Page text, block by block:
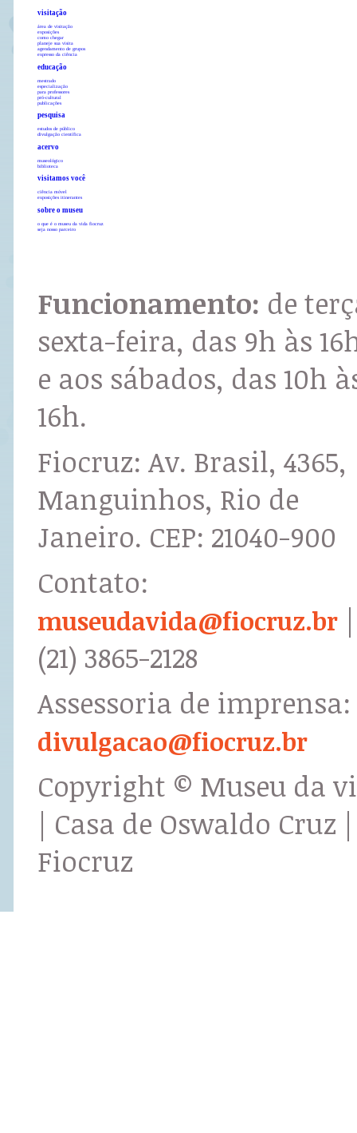
visitação
área de visitação
exposições
como chegar
planeje sua visita
agendamento de grupos
expresso da ciência
educação
mestrado
especialização
para professores
pró-cultural
publicações
pesquisa
estudos de público
divulgação científica
acervo
museológico
biblioteca
visitamos você
ciência móvel
exposições itinerantes
sobre o museu
o que é o museu da vida fiocruz
seja nosso parceiro
Funcionamento: de
sexta-feira, das 9h às
e aos sábados, das 10h
16h.
Fiocruz: Av. Brasil, 4365,
Manguinhos, Rio de
Janeiro. CEP: 21040-900
Contato:
museudavida@fiocruz.br |
(21) 3865-2128
Assessoria de imprensa:
divulgacao@fiocruz.br
Copyright © Museu da
| Casa de Oswaldo Cruz |
Fiocruz